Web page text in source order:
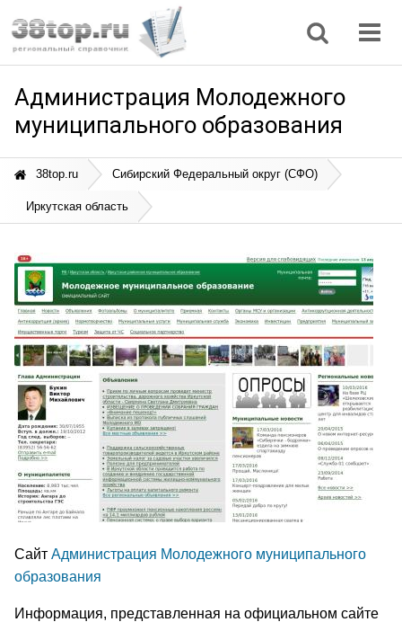
Администрация Молодежного
муниципального образования
38top.ru Сибирский Федеральный округ (СФО)
Иркутская область
Сайт Администрация Молодежного муниципального
образования
Информация, представленная на официальном сайте